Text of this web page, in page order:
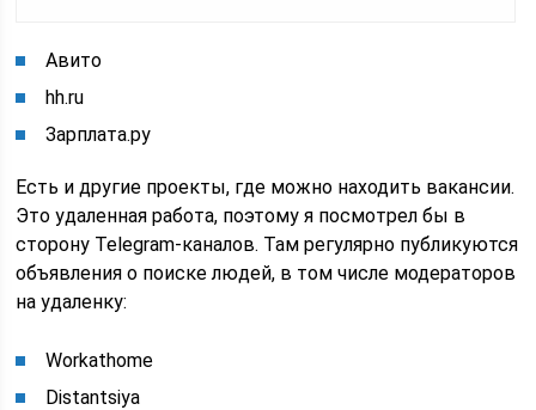
Авито
hh.ru
Зарплата.ру
Есть и другие проекты, где можно находить вакансии.
Это удаленная работа, поэтому я посмотрел бы в
сторону Telegram-каналов. Там регулярно публикуются
объявления о поиске людей, в том числе модераторов
на удаленку:
Workathome
Distantsiya